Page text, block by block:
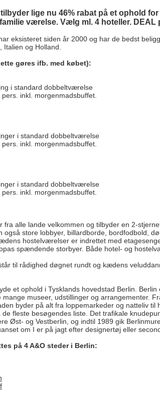
lige nu 46% rabat på et ophold
værelse. Vælg ml. 4 hoteller. DEAL
eksisteret siden år 2000 og har de bedst
og Holland.
gøres ifb. med købet):
i standard dobbeltværelse
inkl. morgenmadsbuffet.
i standard dobbeltværelse
inkl. morgenmadsbuffet.
i standard dobbeltværelse
inkl. morgenmadsbuffet.
alle lande velkommen og tilbyder en 2-
også store lobbyer, billardborde, bordfodbold,
hostelværelser er indrettet med
spændende storbyer. Både hotel- og
til rådighed døgnet rundt og kædens
et ophold i Tysklands hovedstad Berlin.
mange museer, udstillinger og arrangementer.
byder på alt fra loppemarkeder og natteliv
de fleste besøgendes liste. Det trafikale
Øst- og Vestberlin, og indtil 1989 gik
om I er på jagt efter designertøj eller
på 4 A&O steder i Berlin: